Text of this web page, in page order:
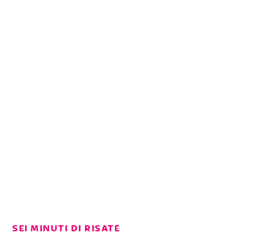
SEI MINUTI DI RISATE